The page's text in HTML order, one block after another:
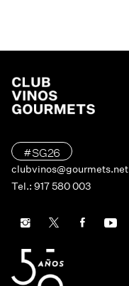
#SG26
clubvinos@gourmets.net
Tel.: 917 580 003